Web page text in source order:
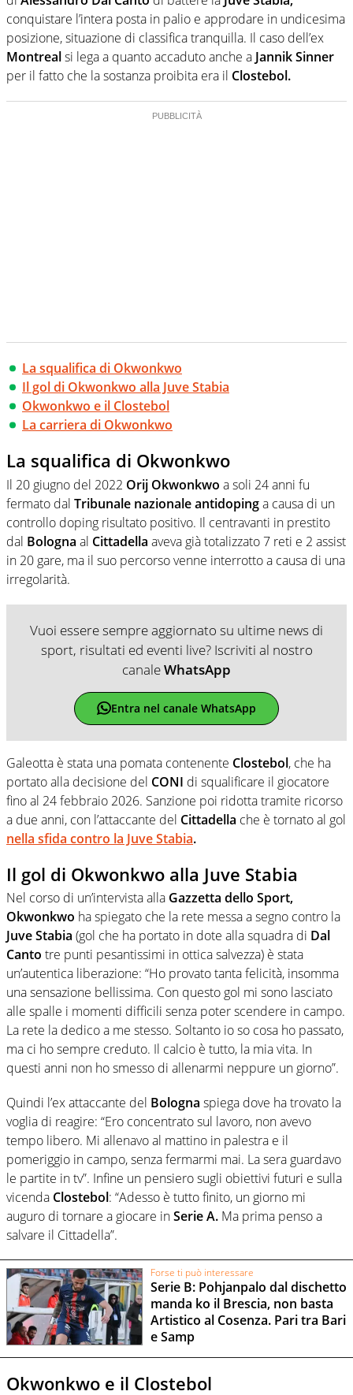
conquistare l’intera posta in palio e approdare in undicesima
posizione, situazione di classifica tranquilla. Il caso dell’ex
Montrealsi lega a quanto accaduto anche a Jannik Sinner
per il fatto che la sostanza proibita era il Clostebol.
La squalifica di Okwonkwo
Il gol di Okwonkwo alla Juve Stabia
Okwonkwo e il Clostebol
La carriera di Okwonkwo
La squalifica di Okwonkwo
Il 20 giugno del 2022 Orij Okwonkwo a soli 24 anni fu
fermato dal Tribunale nazionale antidopinga causa di un
controllo doping risultato positivo. Il centravanti in prestito
dal Bologna al Cittadella aveva già totalizzato 7 reti e 2 assist
in 20 gare, ma il suo percorso venne interrotto a causa di una
irregolarità.
Vuoi essere sempre aggiornato su ultime news di
sport, risultati ed eventi live? Iscriviti al nostro
canaleWhatsApp
Entra nel canale WhatsApp
Galeotta è stata una pomata contenente Clostebol, che ha
portato alla decisione del CONI di squalificare il giocatore
fino al 24 febbraio 2026. Sanzione poi ridotta tramite ricorso
a due anni, con l’attaccante del Cittadella che è tornato al gol
nella sfida contro la Juve Stabia.
Il gol di Okwonkwo alla Juve Stabia
Nel corso di un’intervista alla Gazzetta dello Sport,
Okwonkwo ha spiegato che la rete messa a segno contro la
Juve Stabia (gol che ha portato in dote alla squadra di Dal
Canto tre punti pesantissimi in ottica salvezza) è stata
un’autentica liberazione: “Ho provato tanta felicità, insomma
una sensazione bellissima. Con questo gol mi sono lasciato
alle spalle i momenti difficili senza poter scendere in campo.
La rete la dedico a me stesso. Soltanto io so cosa ho passato,
ma ci ho sempre creduto. Il calcio è tutto, la mia vita. In
questi anni non ho smesso di allenarmi neppure un giorno”.
Quindi l’ex attaccante del Bologna spiega dove ha trovato la
voglia di reagire: “Ero concentrato sul lavoro, non avevo
tempo libero. Mi allenavo al mattino in palestra e il
pomeriggio in campo, senza fermarmi mai. La sera guardavo
le partite in tv”. Infine un pensiero sugli obiettivi futuri e sulla
vicenda Clostebol: “Adesso è tutto finito, un giorno mi
auguro di tornare a giocare inSerie A. Ma prima penso a
salvare il Cittadella”.
Forse ti può interessare
Serie B: Pohjanpalo dal dischetto
manda ko il Brescia, non basta
Artistico al Cosenza. Pari tra Bari
e Samp
Okwonkwo e il Clostebol